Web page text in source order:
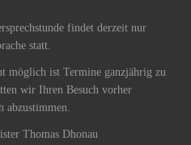
findet derzeit nur
statt.
möglich ist Termine ganzjährig zu
wir Ihren Besuch vorher
abzustimmen.
Thomas Dhonau